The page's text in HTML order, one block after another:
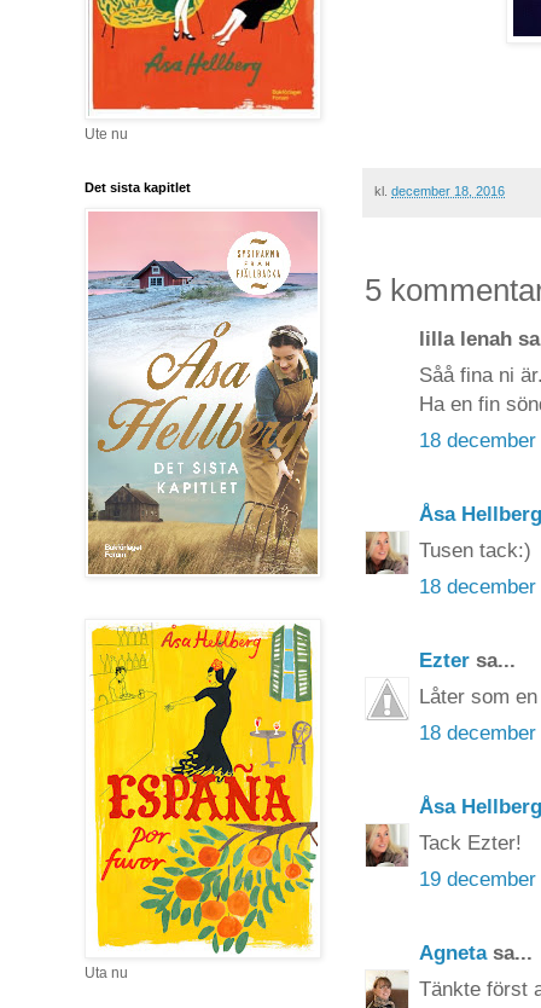
kl. december 18, 2016
5
lilla lenah
Såå fina ni
Ha en fin
18
Åsa Hellberg
Tusen tack:)
18
Ezter sa...
Låter som
18
Åsa Hellberg
Tack Ezter!
19
Agneta sa...
Tänkte först
Ute nu
Det sista kapitlet
Uta nu